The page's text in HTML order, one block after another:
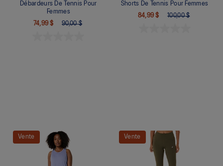
Débardeurs De Tennis Pour
Femmes
74,99 $
90,00 $
Quickview
Shorts De Tennis Pour Femmes
84,99 $
100,00 $
Vente
Vente